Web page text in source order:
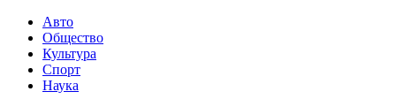
Авто
Общество
Культура
Спорт
Наука